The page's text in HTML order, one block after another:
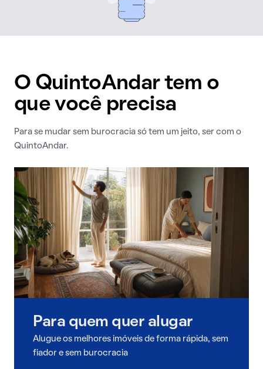
O QuintoAndar tem o
que você precisa
Para se mudar sem burocracia só tem um jeito, ser com o
QuintoAndar.
Para quem quer alugar
Alugue os melhores imóveis de forma rápida, sem
fiador e sem burocracia